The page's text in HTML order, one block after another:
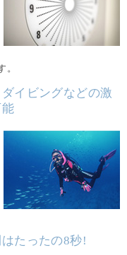
。
イビングなどの激
たったの8秒!